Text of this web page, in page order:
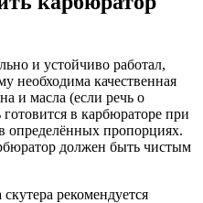
и устойчиво работал,
необходима качественная
и масла (если речь о
в карбюраторе при
определённых пропорциях.
должен быть чистым
рекомендуется